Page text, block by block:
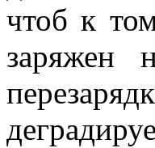
чтоб к
заряжен